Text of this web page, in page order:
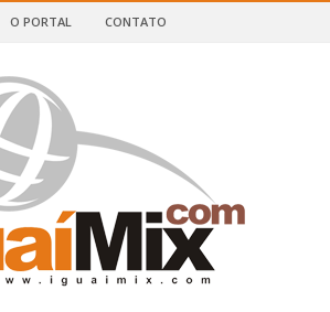
O PORTAL CONTATO